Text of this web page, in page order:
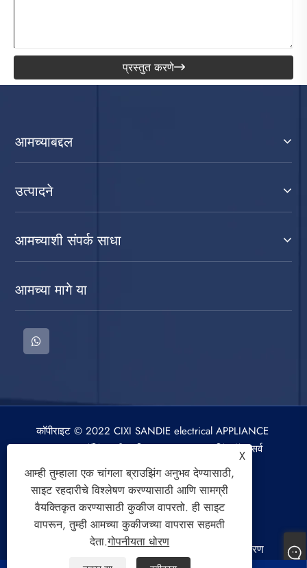
प्रस्तुत करणे
आमच्याबद्दल
उत्पादने
आमच्याशी संपर्क साधा
आमच्या मागे या
कॉपीराइट © 2022 CIXI SANDIE electrical APPLIANCE
CO., LTD. वॉशिंग मशीन, स्पिन ड्रायर, एअर कुलिंग फॅन सर्व
हक्क राखीव.
Sitemap RSS XML गोपनीयता धोरण
X
आम्ही तुम्हाला एक चांगला ब्राउझिंग अनुभव देण्यासाठी,
साइट रहदारीचे विश्लेषण करण्यासाठी आणि सामग्री
वैयक्तिकृत करण्यासाठी कुकीज वापरतो. ही साइट
वापरून, तुम्ही आमच्या कुकीजच्या वापरास सहमती
देता.गोपनीयता धोरण